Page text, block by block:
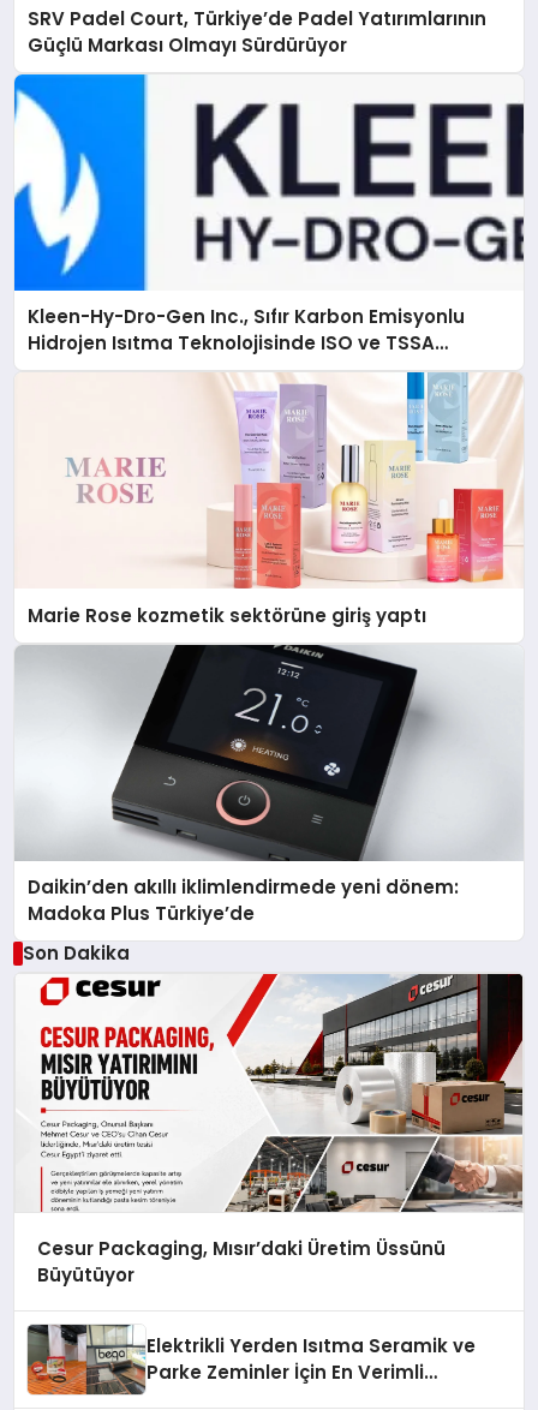
SRV Padel Court, Türkiye’de Padel Yatırımlarının
Güçlü Markası Olmayı Sürdürüyor
Kleen-Hy-Dro-Gen Inc., Sıfır Karbon Emisyonlu
Hidrojen Isıtma Teknolojisinde ISO ve TSSA
Düzenleyici Onaylarını Aldı
Marie Rose kozmetik sektörüne giriş yaptı
Daikin’den akıllı iklimlendirmede yeni dönem:
Madoka Plus Türkiye’de
Son Dakika
Cesur Packaging, Mısır’daki Üretim Üssünü
Büyütüyor
Elektrikli Yerden Isıtma Seramik ve
Parke Zeminler İçin En Verimli